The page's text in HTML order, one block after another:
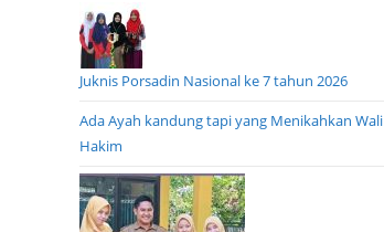
Juknis Porsadin Nasional ke 7 tahun 2026
Ada Ayah kandung tapi yang Menikahkan Wali
Hakim